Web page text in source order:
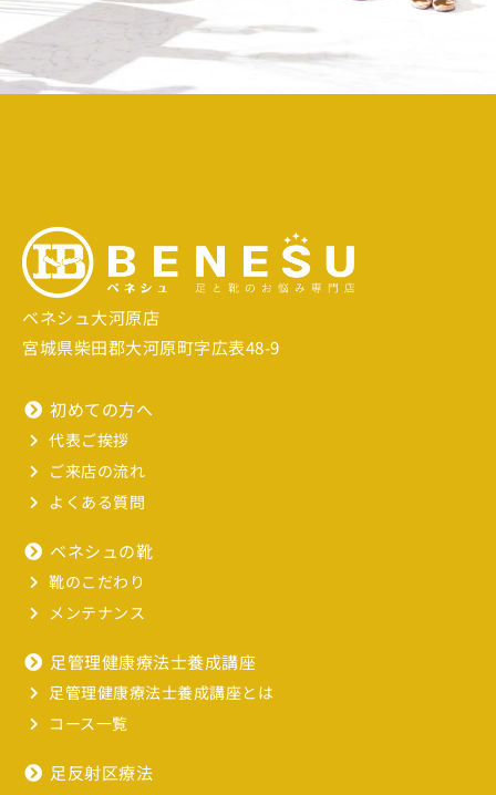
ベネシュ大河原店
宮城県柴田郡大河原町字広表48-9
初めての方へ
代表ご挨拶
ご来店の流れ
よくある質問
ベネシュの靴
靴のこだわり
メンテナンス
足管理健康療法士養成講座
足管理健康療法士養成講座とは
コース一覧
足反射区療法